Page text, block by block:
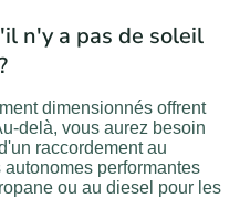
n'y a pas de soleil
dimensionnés offrent
delà, vous aurez besoin
raccordement au
performantes
ou au diesel pour les